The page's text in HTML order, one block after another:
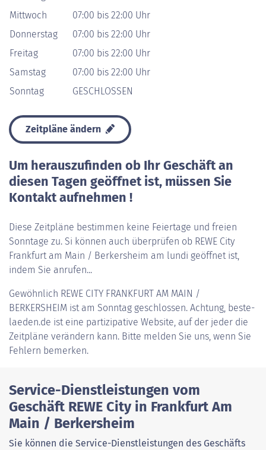
Mittwoch
07:00 bis 22:00 Uhr
Donnerstag
07:00 bis 22:00 Uhr
Freitag
07:00 bis 22:00 Uhr
Samstag
07:00 bis 22:00 Uhr
Sonntag
GESCHLOSSEN
Zeitpläne ändern
Um herauszufinden ob Ihr Geschäft an
diesen Tagen geöffnet ist, müssen Sie
Kontakt aufnehmen !
Diese Zeitpläne bestimmen keine Feiertage und freien
Sonntage zu. Si können auch überprüfen ob REWE City
Frankfurt am Main / Berkersheim am lundi geöffnet ist,
indem Sie anrufen...
Gewöhnlich REWE CITY FRANKFURT AM MAIN /
BERKERSHEIM ist am Sonntag geschlossen. Achtung, beste-
laeden.de ist eine partizipative Website, auf der jeder die
Zeitpläne verändern kann. Bitte melden Sie uns, wenn Sie
Fehlern bemerken.
Service-Dienstleistungen vom
Geschäft REWE City in Frankfurt Am
Main / Berkersheim
Sie können die Service-Dienstleistungen des Geschäfts